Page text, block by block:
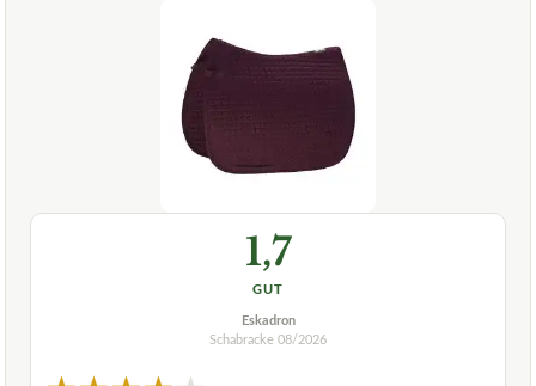
1,7
GUT
Eskadron
Schabracke 08/2026